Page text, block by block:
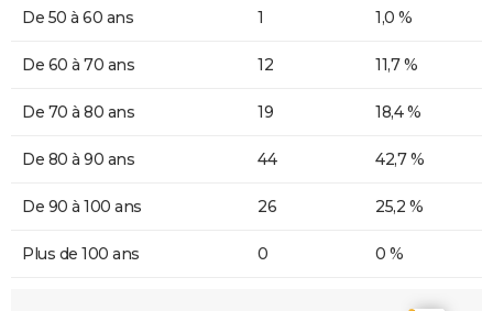
De 50 à 60 ans 1 1,0 %
De 60 à 70 ans 12 11,7 %
De 70 à 80 ans 19 18,4 %
De 80 à 90 ans 44 42,7 %
De 90 à 100 ans 26 25,2 %
Plus de 100 ans 0 0 %